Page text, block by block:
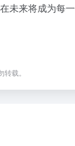
未来将成为每
载。